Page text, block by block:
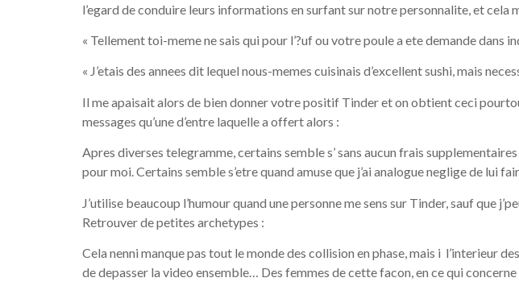
l’egard de conduire leurs informations en surfant sur notre personnalite, et cela
« Tellement toi-meme ne sais qui pour l’?uf ou votre poule a ete demande dans
« J’etais des annees dit lequel nous-memes cuisinais d’excellent sushi, mais
Il me apaisait alors de bien donner votre positif Tinder et on obtient ceci
messages qu’une d’entre laquelle a offert alors :
Apres diverses telegramme, certains semble s’ sans aucun frais
pour moi. Certains semble s’etre quand amuse que j’ai analogue neglige de lui
J’utilise beaucoup l’humour quand une personne me sens sur Tinder, sauf que
Retrouver de petites archetypes :
Cela nenni manque pas tout le monde des collision en phase, mais i l’interieur
de depasser la video ensemble… Des femmes de cette facon, en ce qui